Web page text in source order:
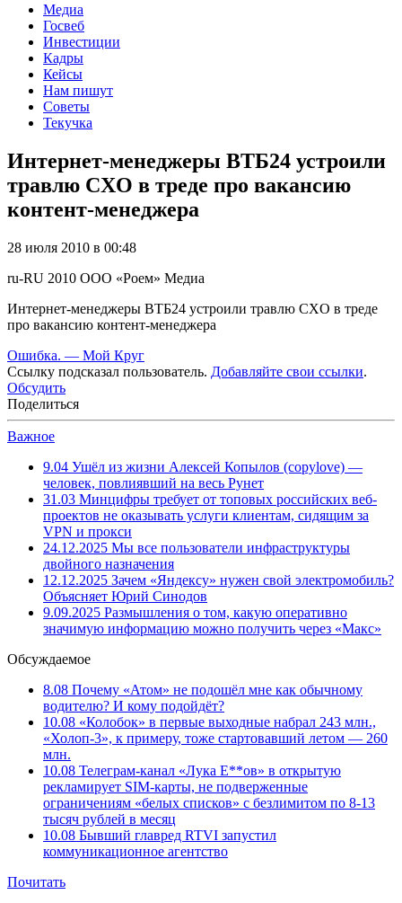
Медиа
Госвеб
Инвестиции
Кадры
Кейсы
Нам пишут
Советы
Текучка
Интернет-менеджеры ВТБ24 устроили
травлю CXO в треде про вакансию
контент-менеджера
28 июля 2010 в 00:48
ru-RU 2010 ООО «Роем» Медиа
Интернет-менеджеры ВТБ24 устроили травлю CXO в треде
про вакансию контент-менеджера
Ошибка. — Мой Круг
Ссылку подсказал пользователь. Добавляйте свои ссылки.
Обсудить
Поделиться
Важное
9.04 Ушёл из жизни Алексей Копылов (copylove) —
человек, повлиявший на весь Рунет
31.03 Минцифры требует от топовых российских веб-
проектов не оказывать услуги клиентам, сидящим за
VPN и прокси
24.12.2025 Мы все пользователи инфраструктуры
двойного назначения
12.12.2025 Зачем «Яндексу» нужен свой электромобиль?
Объясняет Юрий Синодов
9.09.2025 Размышления о том, какую оперативно
значимую информацию можно получить через «Макс»
Обсуждаемое
8.08 Почему «Атом» не подошёл мне как обычному
водителю? И кому подойдёт?
10.08 «Колобок» в первые выходные набрал 243 млн.,
«Холоп-3», к примеру, тоже стартовавший летом — 260
млн.
10.08 Телеграм-канал «Лука Е**ов» в открытую
рекламирует SIM-карты, не подверженные
ограничениям «белых списков» с безлимитом по 8-13
тысяч рублей в месяц
10.08 Бывший главред RTVI запустил
коммуникационное агентство
Почитать